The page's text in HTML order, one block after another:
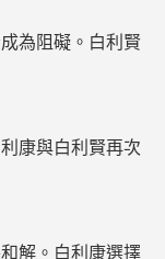
為阻礙。白利賢
康與白利賢再次
解。白利康選擇